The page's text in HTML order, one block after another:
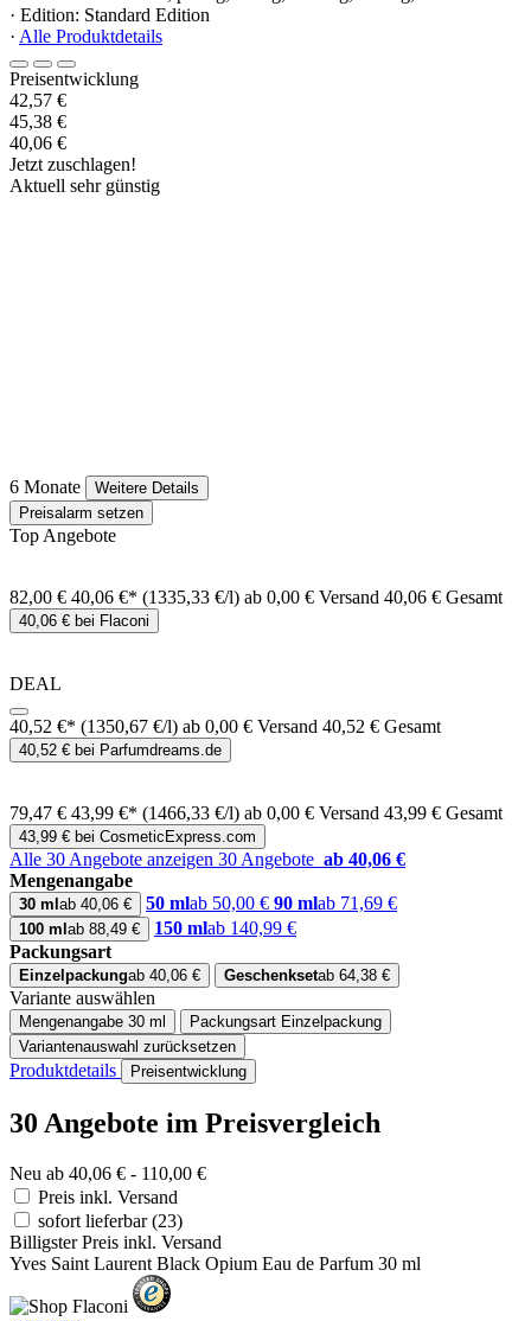
· Edition: Standard Edition
· Alle Produktdetails
Preisentwicklung
42,57 €
45,38 €
40,06 €
Jetzt zuschlagen!
Aktuell sehr günstig
6 Monate
Weitere Details
Preisalarm setzen
Top Angebote
82,00 € 40,06 €* (1335,33 €/l) ab 0,00 € Versand 40,06 € Gesamt
40,06 € bei Flaconi
DEAL
40,52 €* (1350,67 €/l) ab 0,00 € Versand 40,52 € Gesamt
40,52 € bei Parfumdreams.de
79,47 € 43,99 €* (1466,33 €/l) ab 0,00 € Versand 43,99 € Gesamt
43,99 € bei CosmeticExpress.com
Alle 30 Angebote anzeigen 30 Angebote ab 40,06 €
Mengenangabe
30 ml ab 40,06 € 50 mlab 50,00 € 90 mlab 71,69 €
100 ml ab 88,49 € 150 mlab 140,99 €
Packungsart
Einzelpackungab 40,06 € Geschenksetab 64,38 €
Variante auswählen
Mengenangabe 30 ml Packungsart Einzelpackung
Variantenauswahl zurücksetzen
Produktdetails Preisentwicklung
30 Angebote im Preisvergleich
Neu ab 40,06 € - 110,00 €
Preis inkl. Versand
sofort lieferbar(23)
Billigster Preis inkl. Versand
Yves Saint Laurent Black Opium Eau de Parfum 30 ml